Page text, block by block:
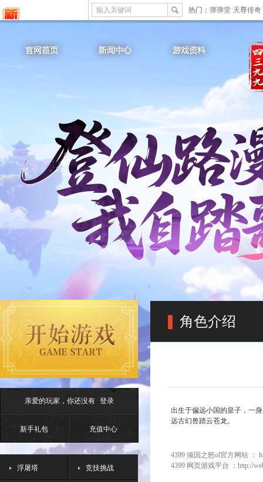
输入关键词 热门： 弹弹堂 天尊传奇
亲爱的玩家，你还没有 登录
新手礼包 充值中心
浮屠塔 竞技挑战
角色介绍
出生于偏远小国的皇子，一
远古幻兽踏云苍龙。
4399 倾国之怒ol官方网站 ：
4399 网页游戏平台 ： http://